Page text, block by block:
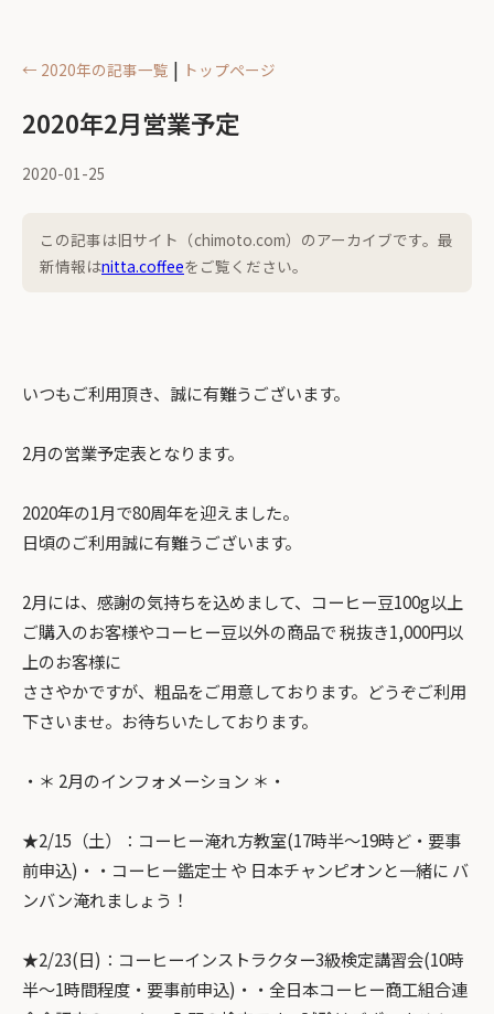
← 2020年の記事一覧 | トップページ
2020年2月営業予定
2020-01-25
この記事は旧サイト（chimoto.com）のアーカイブです。最
新情報はnitta.coffeeをご覧ください。
いつもご利用頂き、誠に有難うございます。
2月の営業予定表となります。
2020年の1月で80周年を迎えました。
日頃のご利用誠に有難うございます。
2月には、感謝の気持ちを込めまして、コーヒー豆100g以上
ご購入のお客様やコーヒー豆以外の商品で 税抜き1,000円以
上のお客様に
ささやかですが、粗品をご用意しております。どうぞご利用
下さいませ。お待ちいたしております。
・＊ 2月のインフォメーション ＊・
★2/15（土）：コーヒー淹れ方教室(17時半～19時ど・要事
前申込)・・コーヒー鑑定士 や 日本チャンピオンと一緒に バ
ンバン淹れましょう！
★2/23(日)：コーヒーインストラクター3級検定講習会(10時
半～1時間程度・要事前申込)・・全日本コーヒー商工組合連